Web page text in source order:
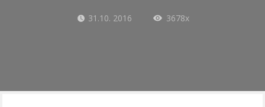
31.10. 2016 3678x